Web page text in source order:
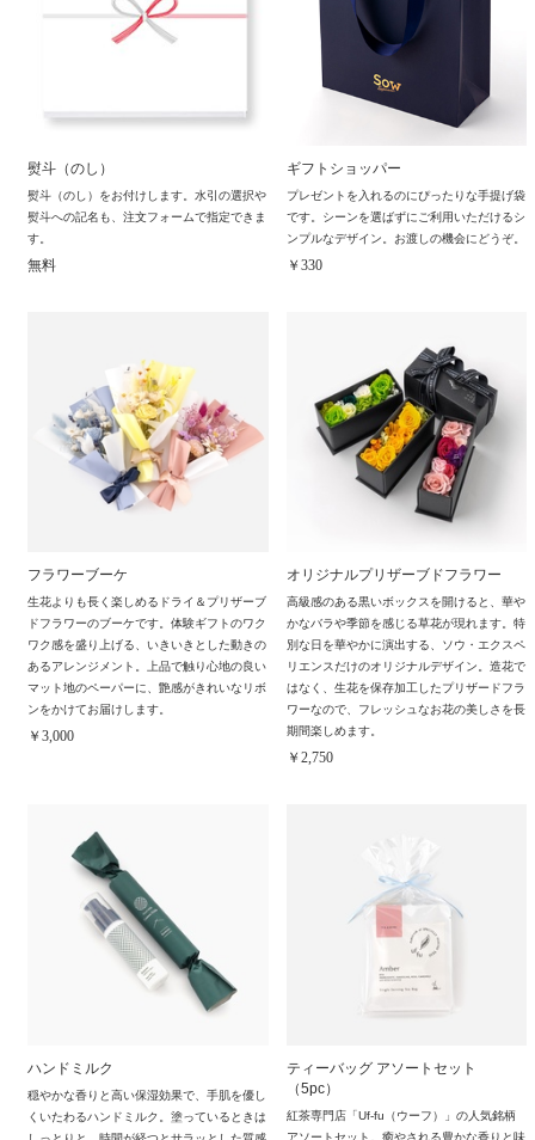
熨斗（のし）
熨斗（のし）をお付けします。水引の選択や
熨斗への記名も、注文フォームで指定できま
す。
無料
ギフトショッパー
プレゼントを入れるのにぴったりな手提げ袋
です。シーンを選ばずにご利用いただけるシ
ンプルなデザイン。お渡しの機会にどうぞ。
￥330
フラワーブーケ
生花よりも長く楽しめるドライ＆プリザーブ
ドフラワーのブーケです。体験ギフトのワク
ワク感を盛り上げる、いきいきとした動きの
あるアレンジメント。上品で触り心地の良い
マット地のペーパーに、艶感がきれいなリボ
ンをかけてお届けします。
￥3,000
オリジナルプリザーブドフラワー
高級感のある黒いボックスを開けると、華や
かなバラや季節を感じる草花が現れます。特
別な日を華やかに演出する、ソウ・エクスペ
リエンスだけのオリジナルデザイン。造花で
はなく、生花を保存加工したプリザードフラ
ワーなので、フレッシュなお花の美しさを長
期間楽しめます。
￥2,750
ハンドミルク
穏やかな香りと高い保湿効果で、手肌を優し
くいたわるハンドミルク。塗っているときは
ティーバッグ アソートセット
（5pc）
紅茶専門店「Uf-fu（ウーフ）」の人気銘柄
アソートセット。癒やされる豊かな香りと味